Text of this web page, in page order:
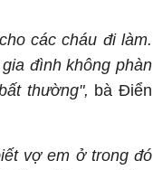
các cháu đi làm.
đình không phàn
thường", bà Điển
vợ em ở trong đó